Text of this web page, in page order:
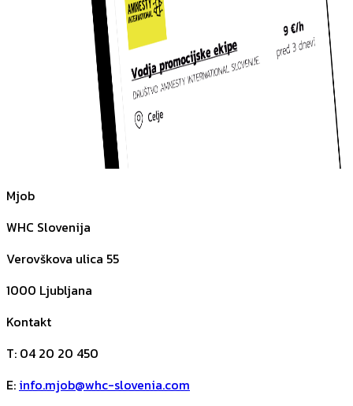
Mjob
WHC Slovenija
Verovškova ulica 55
1000 Ljubljana
Kontakt
T: 04 20 20 450
E: info.mjob@whc-slovenia.com